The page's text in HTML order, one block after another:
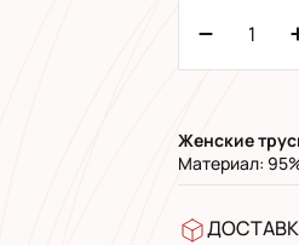
Женские
Материал: